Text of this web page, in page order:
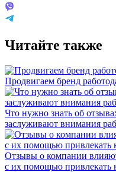
Читайте также
Продвигаем бренд
Что нужно знать об
заслуживают внимания
Отзывы о компании
с их помощью привлекать